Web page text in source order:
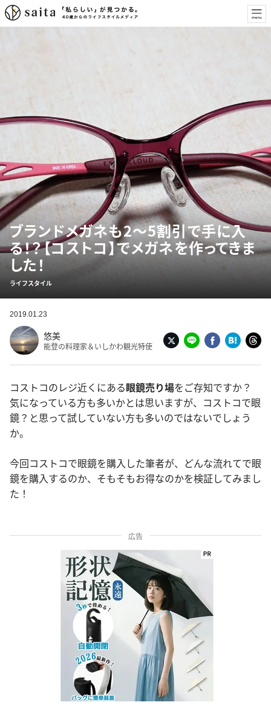
ブランドメガネも2～5割引で手に入
る！？【コストコ】でメガネを作ってきま
した！
ライフスタイル
2019.01.23
悠美
能登の料理家＆いしかわ観光特使
コストコのレジ近くにある眼鏡売り場をご存知ですか？
気になっている方も多いかとは思いますが、コストコで眼
鏡？と思って試していない方も多いのではないでしょう
か。
今回コストコで眼鏡を購入した筆者が、どんな流れてで眼
鏡を購入するのか、そもそもお得なのかを検証してみまし
た！
広告